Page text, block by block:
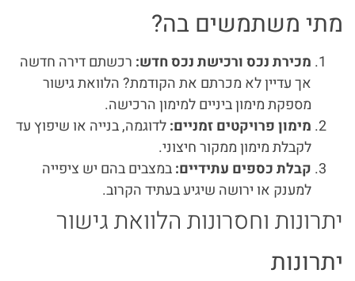
מתי משתמשים בה?
מכירת נכס ורכישת נכס חדש: רכשתם דירה חדשה
אך עדיין לא מכרתם את הקודמת? הלוואת גישור
מספקת מימון ביניים למימון הרכישה.
מימון פרויקטים זמניים:לדוגמה, בנייה או שיפוץ עד
לקבלת מימון ממקור חיצוני.
קבלת כספים עתידיים:במצבים בהם יש ציפייה
למענק או ירושה שיגיע בעתיד הקרוב.
יתרונות וחסרונות הלוואת גישור
יתרונות